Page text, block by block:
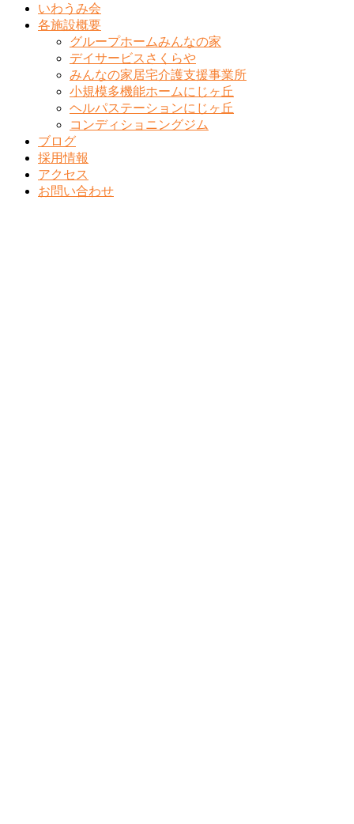
いわうみ会
各施設概要
グループホームみんなの家
デイサービスさくらや
みんなの家居宅介護支援事業所
小規模多機能ホームにじヶ丘
ヘルパステーションにじヶ丘
コンディショニングジム
ブログ
採用情報
アクセス
お問い合わせ